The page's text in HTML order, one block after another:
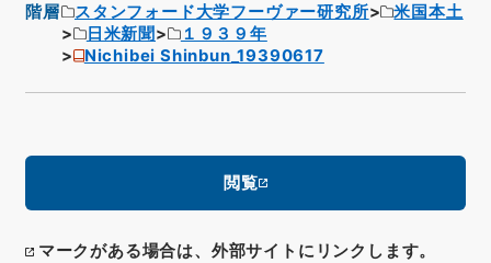
階層 スタンフォード大学フーヴァー研究所
米国本土
日米新聞
１９３９年
Nichibei Shinbun_19390617
閲覧
マークがある場合は、外部サイトにリンクします。